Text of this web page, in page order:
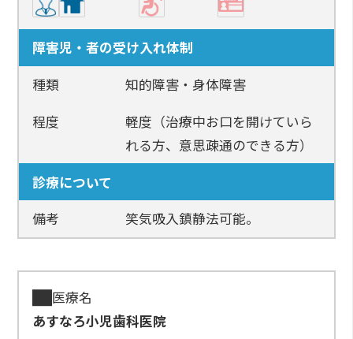
障害児・者の受け入れ体制
種類
知的障害・身体障害
程度
軽度（治療中お口を開けていら
れる方、意思疎通のできる方）
診療について
備考
笑気吸入鎮静法可能。
医療名
あすなろ小児歯科医院